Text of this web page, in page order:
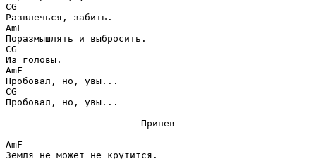
CG
AmF
CG
AmF
CG
Пробовал, но, увы...
Припев
AmF